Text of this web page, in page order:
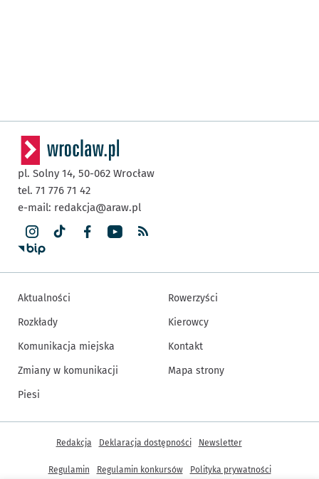
pl. Solny 14, 50-062 Wrocław
tel. 71 776 71 42
e-mail: redakcja@araw.pl
Aktualności
Rozkłady
Komunikacja miejska
Zmiany w komunikacji
Piesi
Rowerzyści
Kierowcy
Kontakt
Mapa strony
Inne informacje
Redakcja Deklaracja dostępności Newsletter
Regulamin Regulamin konkursów Polityka prywatności